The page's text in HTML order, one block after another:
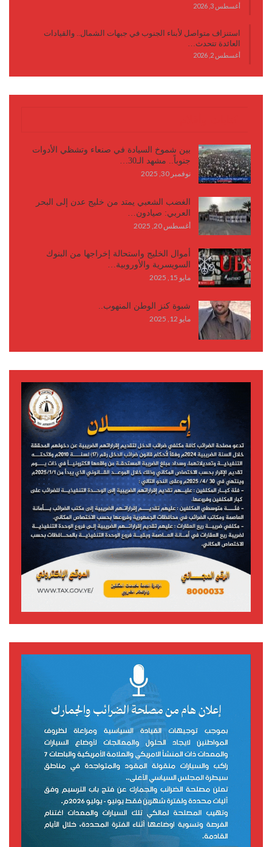
أغسطس 3, 2026
استنزاف متواصل لأبناء الجنوب في جبهات الشمال.. والقيادات
العائدة تتحدث…
أغسطس 2, 2026
بين شموخ السيادة في صنعاء وتشظي الأدوات
جنوباً.. مشهد الـ30…
نوفمبر 30, 2025
الغضب الشعبي يمتد من خليج عدن إلى البحر
العربي: صيادون…
أغسطس 20, 2025
أموال الخليج واستحالة إخراجها من البنوك
السويسرية والأوروبية…
مايو 15, 2025
شبوة كنز الوطن المنهوب..
مايو 12, 2025